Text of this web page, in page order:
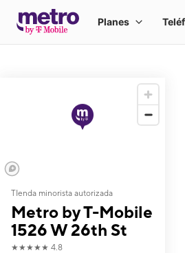
TIenda minorista autorizada
Metro by T-Mobile
1526 W 26th St
★★★★★ 4.8